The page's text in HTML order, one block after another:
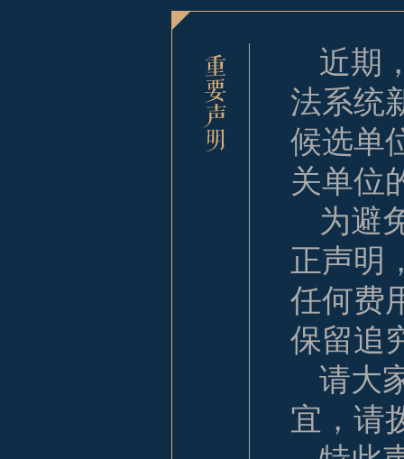
近期
法系统
候选单
关单位
为避
正声明
任何费
保留追
请大
宜，请